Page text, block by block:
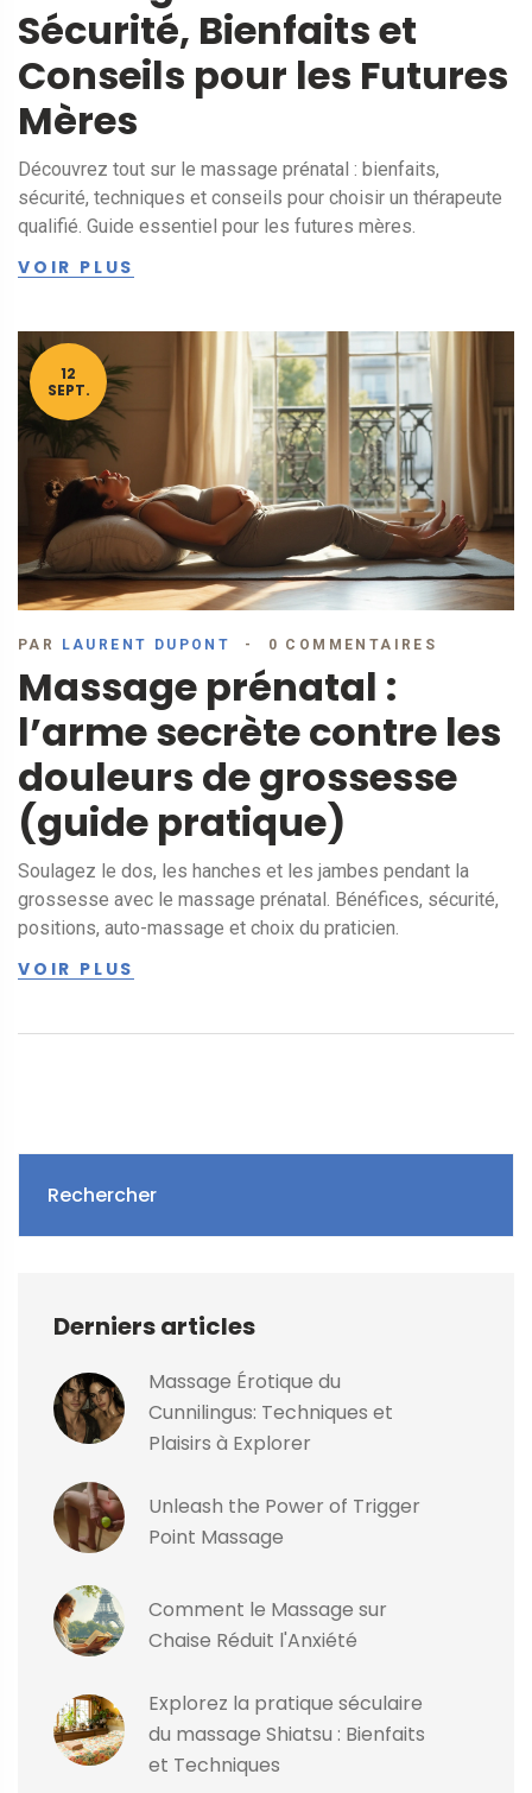
Sécurité, Bienfaits et
Conseils pour les Futures
Mères
Découvrez tout sur le massage prénatal : bienfaits,
sécurité, techniques et conseils pour choisir un thérapeute
qualifié. Guide essentiel pour les futures mères.
VOIR PLUS
12
SEPT.
PAR LAURENT DUPONT 0 COMMENTAIRES
Massage prénatal :
l’arme secrète contre les
douleurs de grossesse
(guide pratique)
Soulagez le dos, les hanches et les jambes pendant la
grossesse avec le massage prénatal. Bénéfices, sécurité,
positions, auto-massage et choix du praticien.
VOIR PLUS
Rechercher
Derniers articles
Massage Érotique du
Cunnilingus: Techniques et
Plaisirs à Explorer
Unleash the Power of Trigger
Point Massage
Comment le Massage sur
Chaise Réduit l'Anxiété
Explorez la pratique séculaire
du massage Shiatsu : Bienfaits
et Techniques